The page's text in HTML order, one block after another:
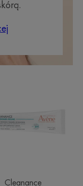
na
Cleanance